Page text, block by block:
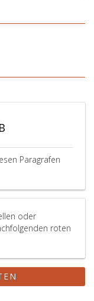
Paragrafen
oder
roten